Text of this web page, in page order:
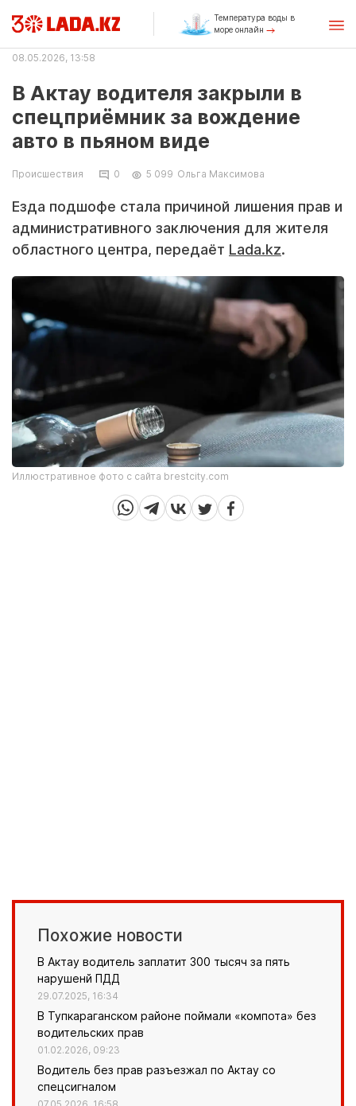
Температура воды в
море онлайн
08.05.2026, 13:58
В Актау водителя закрыли в
спецприёмник за вождение
авто в пьяном виде
Происшествия 0 5 099 Ольга Максимова
Езда подшофе стала причиной лишения прав и
административного заключения для жителя
областного центра, передаёт Lada.kz.
Иллюстративное фото с сайта brestcity.com
Похожие новости
В Актау водитель заплатит 300 тысяч за пять
нарушенй ПДД
29.07.2025, 16:34
В Тупкараганском районе поймали «компота» без
водительских прав
01.02.2026, 09:23
Водитель без прав разъезжал по Актау со
спецсигналом